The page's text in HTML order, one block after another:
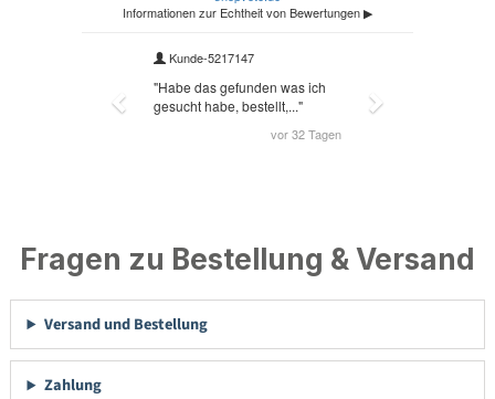
Fragen zu Bestellung & Versand
Versand und Bestellung
Zahlung